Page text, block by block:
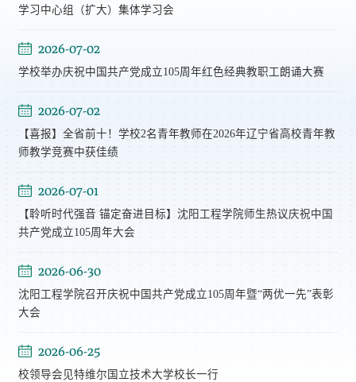
学习中心组（扩大）集体学习会
2026-07-02
学校举办庆祝中国共产党成立105周年红色经典教职工朗诵大赛
2026-07-02
【喜报】全省前十！学校2名青年教师在2026年辽宁省高校青年教
师教学竞赛中获佳绩
2026-07-01
【聆听时代强音 锚定奋进目标】沈阳工程学院师生热议庆祝中国
共产党成立105周年大会
2026-06-30
沈阳工程学院召开庆祝中国共产党成立105周年暨“两优一先”表彰
大会
2026-06-25
校领导会见特维尔国立技术大学校长一行